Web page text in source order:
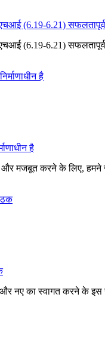
(6.19-6.21)
(6.19-6.21)
है
और मजबूत करने के लिए,
और नए का स्वागत करने के